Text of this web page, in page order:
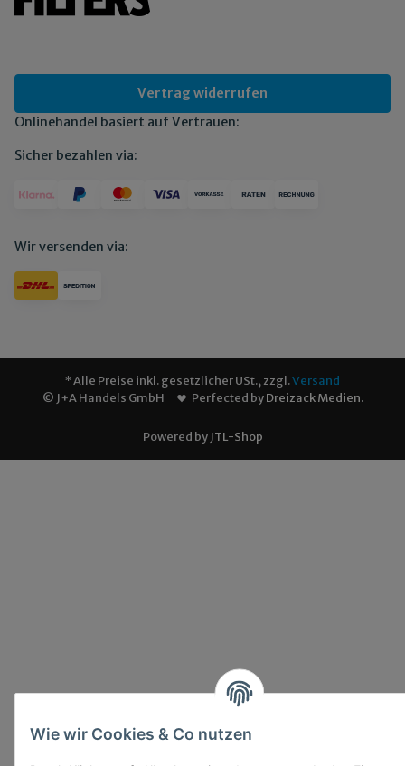
Wie wir Cookies & Co nutzen
Vertrag widerrufen
Onlinehandel basiert auf Vertrauen:
Sicher bezahlen via:
Wir versenden via:
* Alle Preise inkl. gesetzlicher USt., zzgl.Versand
© J+A Handels GmbH
Perfected byDreizack Medien.
Powered by JTL-Shop